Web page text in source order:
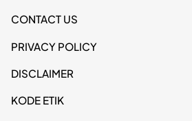
CONTACT US
PRIVACY POLICY
DISCLAIMER
KODE ETIK